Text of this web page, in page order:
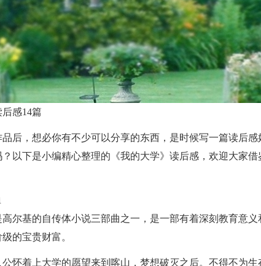
后感14篇
后，想必你有不少可以分享的东西，是时候写一篇读后
以下是小编精心整理的《我的大学》读后感，欢迎大家
高尔基的自传体小说三部曲之一，是一部有着深刻教育意
的宝贵财富。
怀着上大学的愿望来到喀山，梦想破灭之后。不得不为